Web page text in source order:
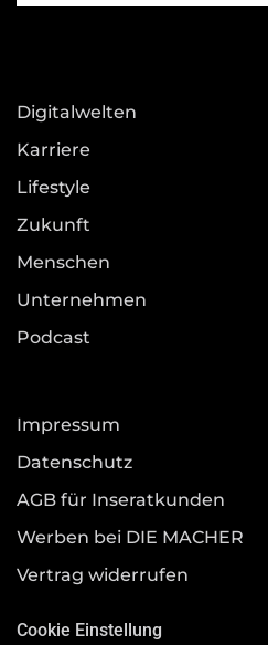
Digitalwelten
Karriere
Lifestyle
Zukunft
Menschen
Unternehmen
Podcast
Impressum
Datenschutz
AGB für Inseratkunden
Werben bei DIE MACHER
Vertrag widerrufen
Cookie Einstellung